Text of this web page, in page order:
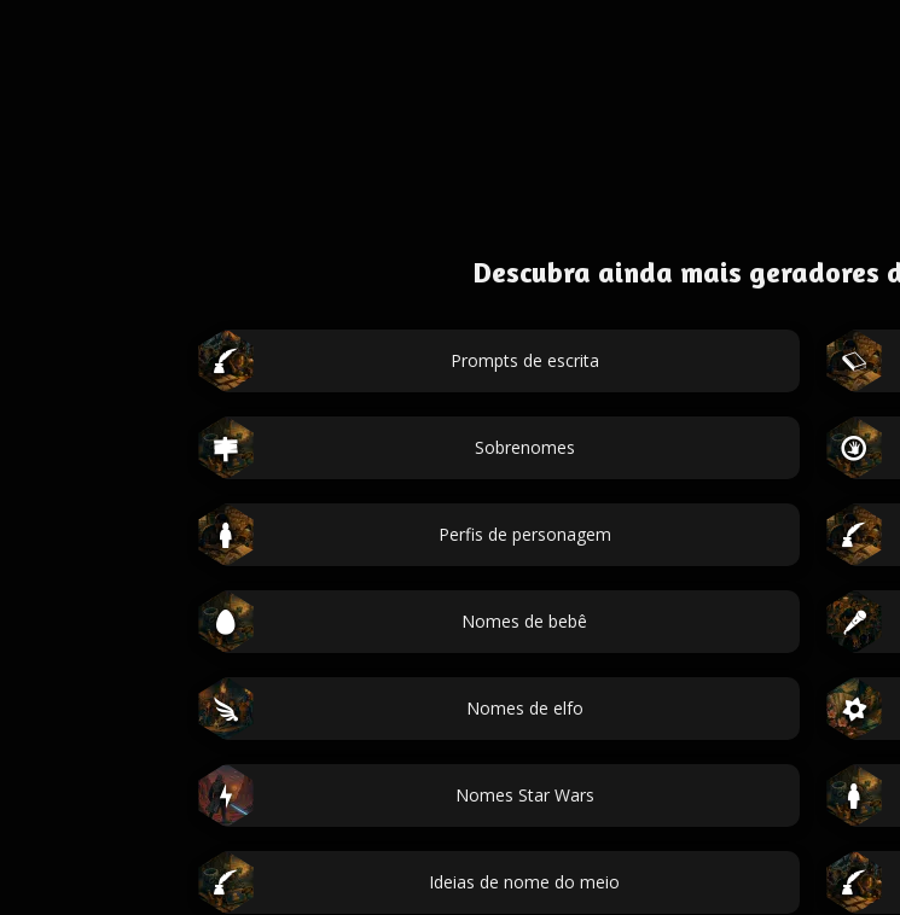
Descubra ainda mais geradores
Prompts de escrita
Sobrenomes
Perfis de personagem
Nomes de bebê
Nomes de elfo
Nomes Star Wars
Ideias de nome do meio